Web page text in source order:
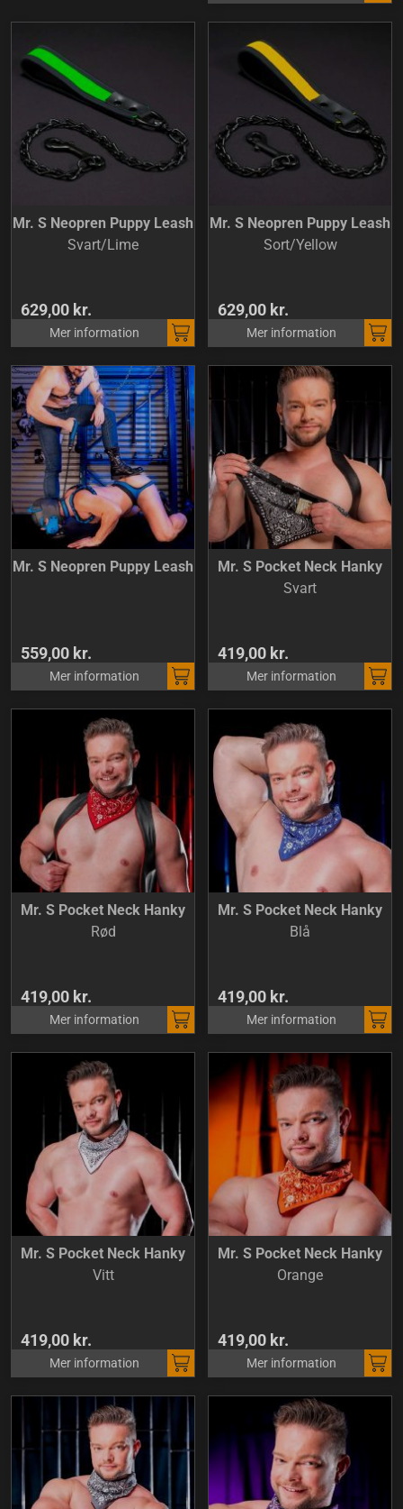
Mr. S Neopren Puppy Leash
Svart/Lime
629,00 kr.
Mer information
Mr. S Neopren Puppy Leash
Sort/Yellow
629,00 kr.
Mer information
Mr. S Neopren Puppy Leash
559,00 kr.
Mer information
Mr. S Pocket Neck Hanky
Svart
419,00 kr.
Mer information
Mr. S Pocket Neck Hanky
Rød
419,00 kr.
Mer information
Mr. S Pocket Neck Hanky
Blå
419,00 kr.
Mer information
Mr. S Pocket Neck Hanky
Vitt
419,00 kr.
Mer information
Mr. S Pocket Neck Hanky
Orange
419,00 kr.
Mer information